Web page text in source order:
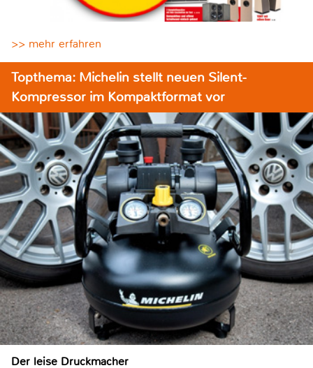
>> mehr erfahren
Topthema: Michelin stellt neuen Silent-
Kompressor im Kompaktformat vor
Der leise Druckmacher